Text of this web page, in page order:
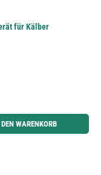
für Kälber
Schaltflächen um die Anzahl zu
WARENKORB